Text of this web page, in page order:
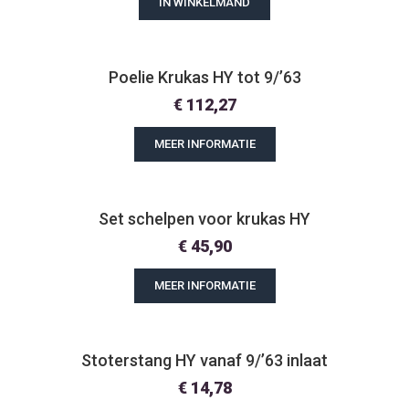
Poelie Krukas HY tot 9/’63
€112,27
MEER INFORMATIE
Set schelpen voor krukas HY
€45,90
MEER INFORMATIE
Stoterstang HY vanaf 9/’63 inlaat
€14,78